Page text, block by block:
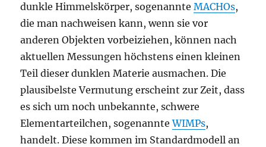
dunkle Himmelskörper, sogenannteMACHOs,
die man nachweisen kann, wenn sie vor
anderen Objekten vorbeiziehen, können nach
aktuellen Messungen höchstens einen kleinen
Teil dieser dunklen Materie ausmachen. Die
plausibelste Vermutung erscheint zur Zeit, dass
es sich um noch unbekannte, schwere
Elementarteilchen, sogenannteWIMPs,
handelt. Diese kommen im Standardmodell an